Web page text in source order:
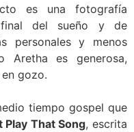
es una fotografía
del sueño y de
personales y menos
Aretha es generosa,
gozo.
tiempo gospel que
Play That Song, escrita